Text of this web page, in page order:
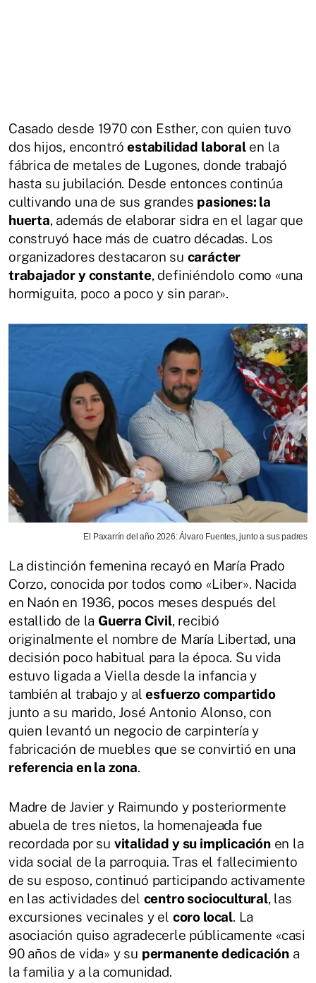
Casado desde 1970 con Esther, con quien tuvo
dos hijos, encontróestabilidad laboralen la
fábrica de metales de Lugones, donde trabajó
hasta su jubilación. Desde entonces continúa
cultivando una de sus grandes pasiones: la
huerta, además de elaborar sidra en el lagar que
construyó hace más de cuatro décadas. Los
organizadores destacaron su carácter
trabajador y constante, definiéndolo como «una
hormiguita, poco a poco y sin parar».
El Paxarrín del año 2026: Álvaro Fuentes, junto a sus padres
La distinción femenina recayó en María Prado
Corzo, conocida por todos como «Liber». Nacida
en Naón en 1936, pocos meses después del
estallido de la Guerra Civil, recibió
originalmente el nombre de María Libertad, una
decisión poco habitual para la época. Su vida
estuvo ligada a Viella desde la infancia y
también al trabajo y alesfuerzo compartido
junto a su marido, José Antonio Alonso, con
quien levantó un negocio de carpintería y
fabricación de muebles que se convirtió en una
referencia en la zona.
Madre de Javier y Raimundo y posteriormente
abuela de tres nietos, la homenajeada fue
recordada por su vitalidad y su implicaciónen la
vida social de la parroquia. Tras el fallecimiento
de su esposo, continuó participando activamente
en las actividades del centro sociocultural, las
excursiones vecinales y el coro local. La
asociación quiso agradecerle públicamente «casi
90 años de vida» y su permanente dedicacióna
la familia y a la comunidad.